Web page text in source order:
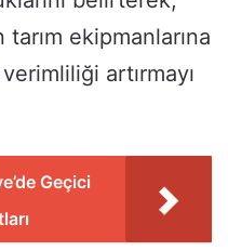
ekipmanlarına
artırmayı
Geçici